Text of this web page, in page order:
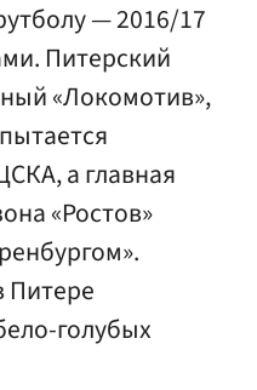
— 2016/17
Питерский
«Локомотив»,
а главная
«Ростов»
Питере
голубых